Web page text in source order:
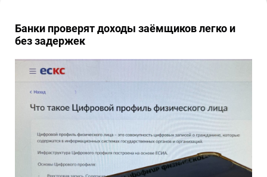
Банки проверят доходы заёмщиков легко и
без задержек